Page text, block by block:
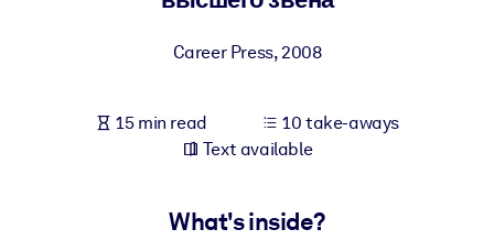
Fuel your AI systems with reliable, structured knowledge to
Career Press,2008
15 min read
10 take-aways
Text available
What's inside?